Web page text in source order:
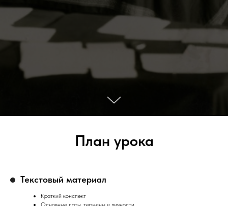
План урока
Текстовый материал
Краткий конспект
Основные даты, термины и личности